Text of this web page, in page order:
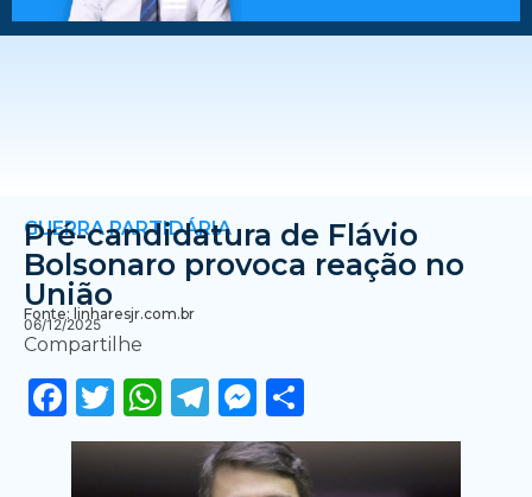
GUERRA PARTIDÁRIA
Pré-candidatura de Flávio
Bolsonaro provoca reação no
União
Fonte: linharesjr.com.br
06/12/2025
Compartilhe
Facebook
Twitter
WhatsApp
Telegram
Messenger